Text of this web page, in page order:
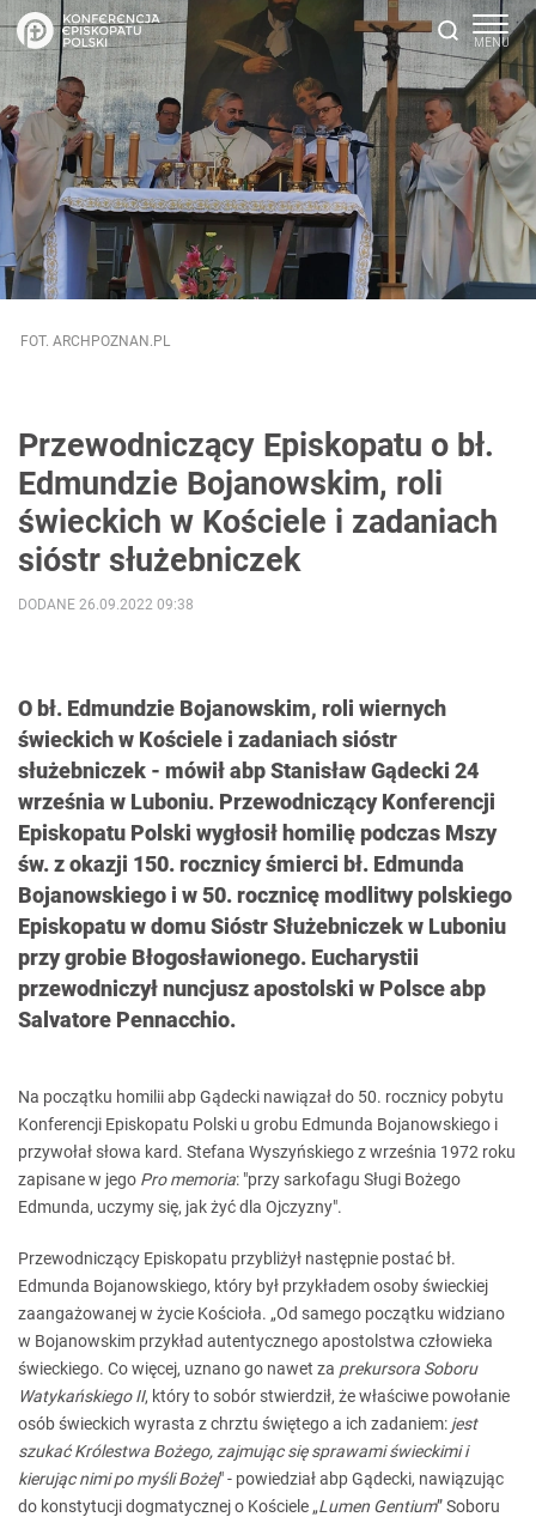
FOT. ARCHPOZNAN.PL
Przewodniczący Episkopatu o bł.
Edmundzie Bojanowskim, roli
świeckich w Kościele i zadaniach
sióstr służebniczek
O bł. Edmundzie Bojanowskim, roli wiernych
świeckich w Kościele i zadaniach sióstr
służebniczek - mówił abp Stanisław Gądecki 24
września w Luboniu. Przewodniczący Konferencji
Episkopatu Polski wygłosił homilię podczas Mszy
św. z okazji 150. rocznicy śmierci bł. Edmunda
Bojanowskiego i w 50. rocznicę modlitwy polskiego
Episkopatu w domu Sióstr Służebniczek w Luboniu
przy grobie Błogosławionego. Eucharystii
przewodniczył nuncjusz apostolski w Polsce abp
Salvatore Pennacchio.
DODANE 26.09.2022 09:38
Na początku homilii abp Gądecki nawiązał do 50. rocznicy pobytu
Konferencji Episkopatu Polski u grobu Edmunda Bojanowskiego i
przywołał słowa kard. Stefana Wyszyńskiego z września 1972 roku
zapisane w jego Pro memoria: "przy sarkofagu Sługi Bożego
Edmunda, uczymy się, jak żyć dla Ojczyzny".
Przewodniczący Episkopatu przybliżył następnie postać bł.
Edmunda Bojanowskiego, który był przykładem osoby świeckiej
zaangażowanej w życie Kościoła. „Od samego początku widziano
w Bojanowskim przykład autentycznego apostolstwa człowieka
świeckiego. Co więcej, uznano go nawet za prekursora Soboru
Watykańskiego II, który to sobór stwierdził, że właściwe powołanie
osób świeckich wyrasta z chrztu świętego a ich zadaniem: jest
szukać Królestwa Bożego, zajmując się sprawami świeckimi i
kierując nimi po myśli Bożej" - powiedział abp Gądecki, nawiązując
do konstytucji dogmatycznej o Kościele „Lumen Gentium” Soboru